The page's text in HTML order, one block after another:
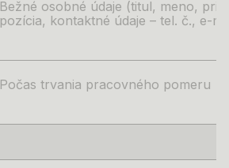
Bežné osobné údaje (titul, meno,
pozícia, kontaktné údaje – tel. č., e-
Počas trvania pracovného pomeru